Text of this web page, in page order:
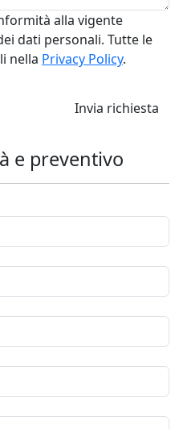
alla vigente
dati personali. Tutte le
nella Privacy Policy.
Invia richiesta
e preventivo